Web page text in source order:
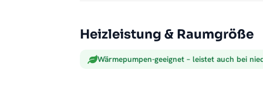
Heizleistung & Raumgröße
Wärmepumpen-geeignet – leistet auch bei